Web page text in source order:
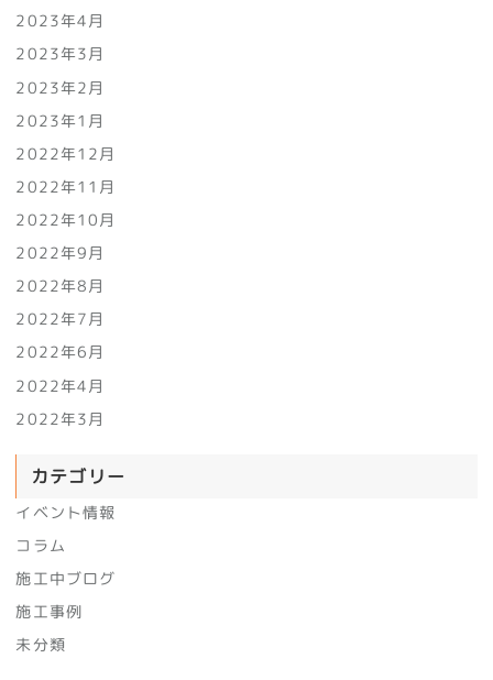
2023年4月
2023年3月
2023年2月
2023年1月
2022年12月
2022年11月
2022年10月
2022年9月
2022年8月
2022年7月
2022年6月
2022年4月
2022年3月
カテゴリー
イベント情報
コラム
施工中ブログ
施工事例
未分類